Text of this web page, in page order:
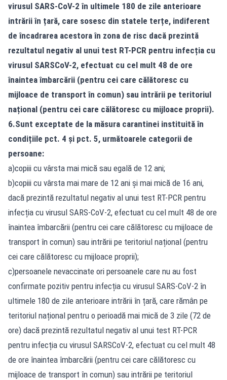
virusul SARS-CoV-2 în ultimele 180 de zile anterioare
intrării în țară, care sosesc din statele terțe, indiferent
de încadrarea acestora în zona de risc dacă prezintă
rezultatul negativ al unui test RT-PCR pentru infecția cu
virusul SARSCoV-2, efectuat cu cel mult 48 de ore
înaintea îmbarcării (pentru cei care călătoresc cu
mijloace de transport în comun) sau intrării pe teritoriul
național (pentru cei care călătoresc cu mijloace proprii).
6.Sunt exceptate de la măsura carantinei instituită în
condițiile pct. 4 și pct. 5, următoarele categorii de
persoane:
a)copiii cu vârsta mai mică sau egală de 12 ani;
b)copiii cu vârsta mai mare de 12 ani și mai mică de 16 ani,
dacă prezintă rezultatul negativ al unui test RT-PCR pentru
infecția cu virusul SARS-CoV-2, efectuat cu cel mult 48 de ore
înaintea îmbarcării (pentru cei care călătoresc cu mijloace de
transport în comun) sau intrării pe teritoriul național (pentru
cei care călătoresc cu mijloace proprii);
c)persoanele nevaccinate ori persoanele care nu au fost
confirmate pozitiv pentru infecția cu virusul SARS-CoV-2 în
ultimele 180 de zile anterioare intrării în țară, care rămân pe
teritoriul național pentru o perioadă mai mică de 3 zile (72 de
ore) dacă prezintă rezultatul negativ al unui test RT-PCR
pentru infecția cu virusul SARSCoV-2, efectuat cu cel mult 48
de ore înaintea îmbarcării (pentru cei care călătoresc cu
mijloace de transport în comun) sau intrării pe teritoriul